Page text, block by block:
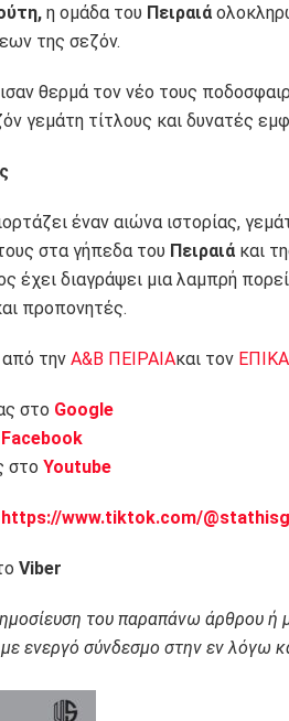
η ομάδα του Πειραιά
της σεζόν.
θερμά τον νέο τους
γεμάτη τίτλους και δυνατές
έναν αιώνα ιστορίας,
στα γήπεδα του Πειραιά και
έχει διαγράψει μια λαμπρή
προπονητές.
από την Α&Β ΠΕΙΡΑΙΑκαι τον
στο Google
Facebook
στο Youtube
https://www.tiktok.com/
Viber
του παραπάνω άρθρου ή
ενεργό σύνδεσμο στην εν λόγω